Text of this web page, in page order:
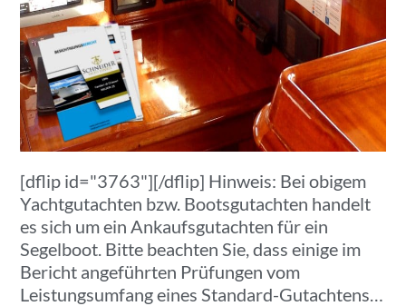
[dflip id="3763"][/dflip] Hinweis: Bei obigem
Yachtgutachten bzw. Bootsgutachten handelt
es sich um ein Ankaufsgutachten für ein
Segelboot. Bitte beachten Sie, dass einige im
Bericht angeführten Prüfungen vom
Leistungsumfang eines Standard-Gutachtens…